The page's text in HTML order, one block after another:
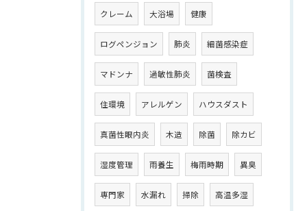
クレーム 大浴場 健康
ログペンジョン 肺炎 細菌感染症
マドンナ 過敏性肺炎 菌検査
住環境 アレルゲン ハウスダスト
真菌性眼内炎 木造 除菌 除カビ
湿度管理 雨養生 梅雨時期 異臭
専門家 水漏れ 掃除 高温多湿